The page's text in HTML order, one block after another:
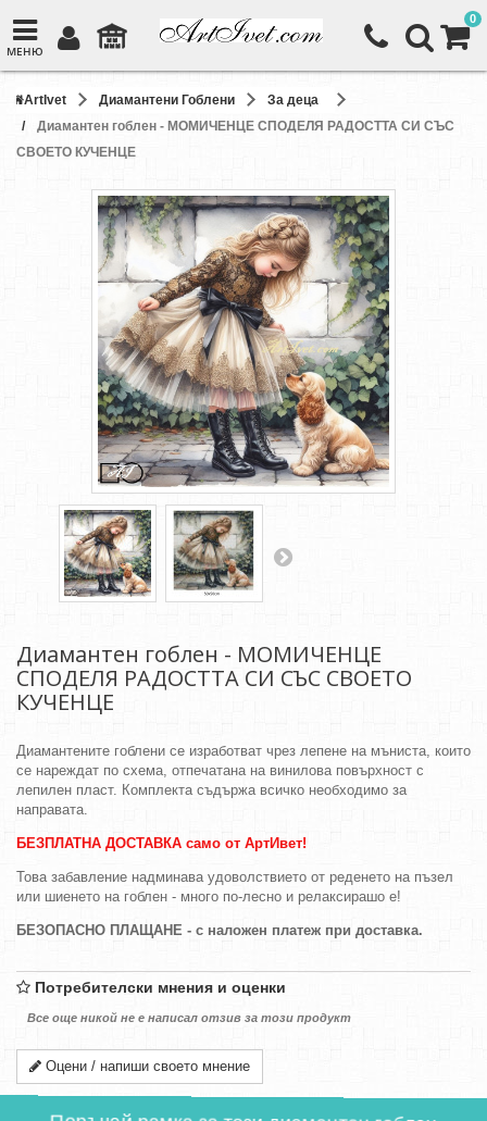
МЕНЮ
0
ArtIvet Диамантени Гоблени
За деца
Диамантен гоблен - МОМИЧЕНЦЕ СПОДЕЛЯ РАДОСТТА СИ СЪС
СВОЕТО КУЧЕНЦЕ
Диамантен гоблен - МОМИЧЕНЦЕ
СПОДЕЛЯ РАДОСТТА СИ СЪС СВОЕТО
КУЧЕНЦЕ
Диамантените гоблени се изработват чрез лепене на мъниста, които
се нареждат по схема, отпечатана на винилова повърхност с
лепилен пласт. Комплекта съдържа всичко необходимо за
направата.
БЕЗПЛАТНА ДОСТАВКА само от АртИвет!
Това забавление надминава удоволствието от реденето на пъзел
или шиенето на гоблен - много по-лесно и релаксирашо е!
БЕЗОПАСНО ПЛАЩАНЕ - с наложен платеж при доставка.
Потребителски мнения и оценки
Все още никой не е написал отзив за този продукт
Оцени / напиши своето мнение